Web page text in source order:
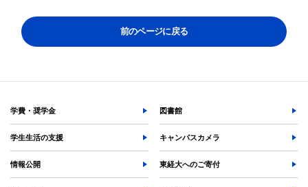
前のページに戻る
学費・奨学金 図書館
学生生活の支援 キャンパスカメラ
情報公開 東経大へのご寄付